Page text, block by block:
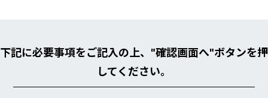
下記に必要事項をご記入の上、"確認画面へ"ボタンを押
してください。